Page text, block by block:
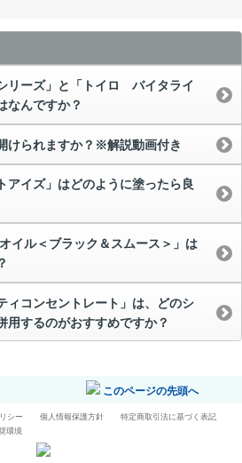
リーズ」と「トイロ バイタライ
なんですか？
けられますか？※解説動画付き
アイズ」はどのように塗ったら良
イル＜ブラック＆スムース＞」は
ィコンセントレート」は、どのシ
用するのがおすすめですか？
このページの先頭へ
シー 個人情報保護方針
特定商取引法に基づく表記
環境